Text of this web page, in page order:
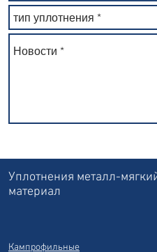
Уплотнения металл-
материал
Кампрофильные